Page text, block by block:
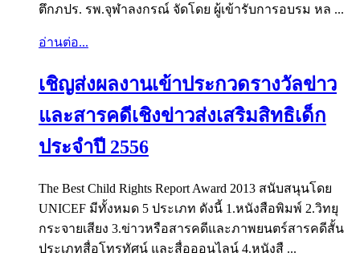
ตึกภปร. รพ.จุฬาลงกรณ์ จัดโดย ผู้เข้ารับการอบรม หล ...
อ่านต่อ...
เชิญส่งผลงานเข้าประกวดรางวัลข่าว
และสารคดีเชิงข่าวส่งเสริมสิทธิเด็ก
ประจำปี 2556
The Best Child Rights Report Award 2013 สนับสนุนโดย
UNICEF มีทั้งหมด 5 ประเภท ดังนี้ 1.หนังสือพิมพ์ 2.วิทยุ
กระจายเสียง 3.ข่าวหรือสารคดีและภาพยนตร์สารคดีสั้น
ประเภทสื่อโทรทัศน์ และสื่อออนไลน์ 4.หนังสื ...